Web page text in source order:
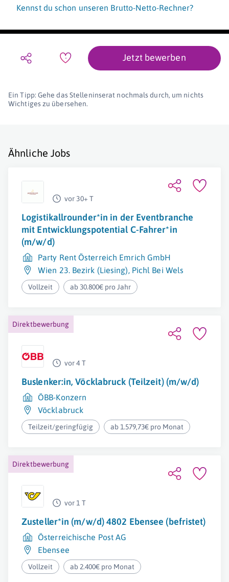
Kennst du schon unseren Brutto-Netto-Rechner?
Jetzt bewerben
Ein Tipp: Gehe das Stelleninserat nochmals durch, um nichts
Wichtiges zu übersehen.
Ähnliche Jobs
vor 30+ T
Logistikallrounder*in in der Eventbranche
mit Entwicklungspotential C-Fahrer*in
(m/w/d)
Party Rent Österreich Emrich GmbH
Wien 23. Bezirk (Liesing), Pichl Bei Wels
Vollzeit ab 30.800€ pro Jahr
Direktbewerbung
vor 4 T
Buslenker:in, Vöcklabruck (Teilzeit) (m/w/d)
ÖBB-Konzern
Vöcklabruck
Teilzeit/geringfügig ab 1.579,73€ pro Monat
Direktbewerbung
vor 1 T
Zusteller*in (m/w/d) 4802 Ebensee (befristet)
Österreichische Post AG
Ebensee
Vollzeit ab 2.400€ pro Monat